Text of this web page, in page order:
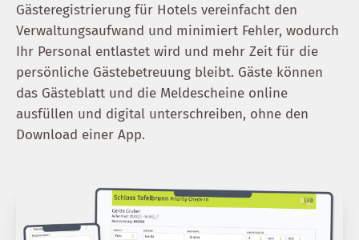
Gästeregistrierung für Hotels vereinfacht den
Verwaltungsaufwand und minimiert Fehler, wodurch
Ihr Personal entlastet wird und mehr Zeit für die
persönliche Gästebetreuung bleibt. Gäste können
das Gästeblatt und die Meldescheine online
ausfüllen und digital unterschreiben, ohne den
Download einer App.